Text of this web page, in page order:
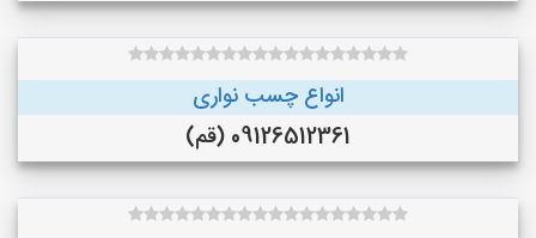
انواع چسب نواری
09126512361 (قم)